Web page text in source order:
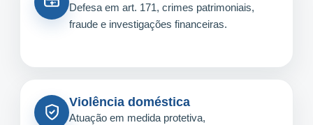
Defesa em art. 171, crimes patrimoniais,
fraude e investigações financeiras.
Violência doméstica
Atuação em medida protetiva,